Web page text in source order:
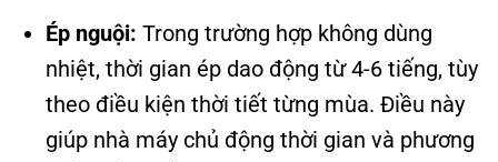
Ép nguội: Trong trường hợp không dùng
nhiệt, thời gian ép dao động từ 4-6 tiếng, tùy
theo điều kiện thời tiết từng mùa. Điều này
giúp nhà máy chủ động thời gian và phương